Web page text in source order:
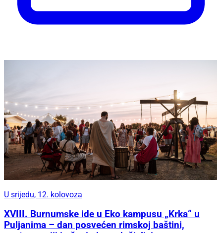
U srijedu, 12. kolovoza
XVIII. Burnumske ide u Eko kampusu „Krka“ u
Puljanima – dan posvećen rimskoj baštini,